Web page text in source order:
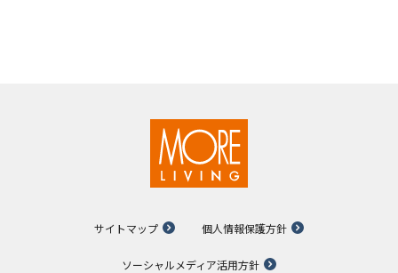
サイトマップ 個人情報保護方針
ソーシャルメディア活用方針